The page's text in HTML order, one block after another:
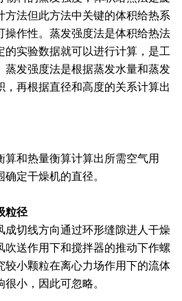
方法但此方法中关键的体积给热系
操作性。蒸发强度法是体积给热法
的实验数据就可以进行计算，是工
蒸发强度法是根据蒸发水量和蒸发
，再根据直径和高度的关系计算出
算和热量衡算计算出所需空气用
确定干燥机的直径。
粒径
成切线方向通过环形缝隙进人干燥
吹送作用下和搅拌器的推动下作螺
较小颗粒在离心力场作用下的流体
很小，因此可忽略。